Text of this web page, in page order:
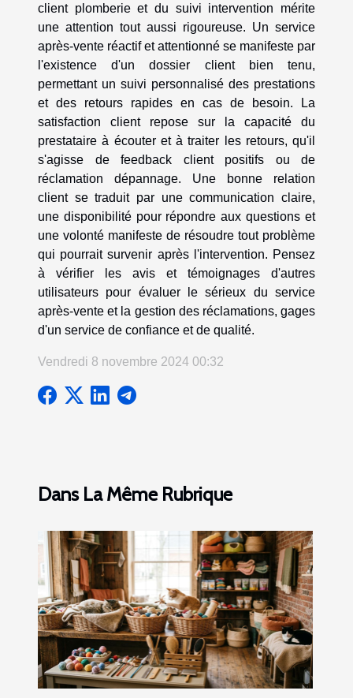
client plomberie et du suivi intervention mérite
une attention tout aussi rigoureuse. Un service
après-vente réactif et attentionné se manifeste par
l'existence d'un dossier client bien tenu,
permettant un suivi personnalisé des prestations
et des retours rapides en cas de besoin. La
satisfaction client repose sur la capacité du
prestataire à écouter et à traiter les retours, qu'il
s'agisse de feedback client positifs ou de
réclamation dépannage. Une bonne relation
client se traduit par une communication claire,
une disponibilité pour répondre aux questions et
une volonté manifeste de résoudre tout problème
qui pourrait survenir après l'intervention. Pensez
à vérifier les avis et témoignages d'autres
utilisateurs pour évaluer le sérieux du service
après-vente et la gestion des réclamations, gages
d'un service de confiance et de qualité.
Vendredi 8 novembre 2024 00:32
Dans La Même Rubrique